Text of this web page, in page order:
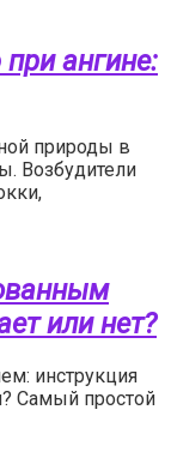
ангине:
природы в
Возбудители
или нет?
инструкция
Самый простой